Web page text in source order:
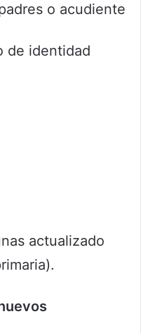
o acudiente
de identidad
actualizado